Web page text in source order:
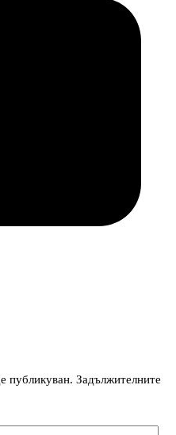
публикуван. Задължителните